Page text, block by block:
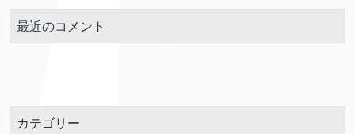
最近のコメント
カテゴリー